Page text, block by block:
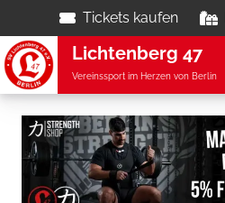
Tickets kaufen
Lichtenberg 47
Vereinssport im Herzen von Berlin